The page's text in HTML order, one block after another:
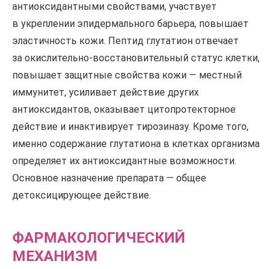
антиоксидантными свойствами, участвует
в укреплении эпидермального барьера, повышает
эластичность кожи. Пептид глутатион отвечает
за окислительно-восстановительный статус клетки,
повышает защитные свойства кожи — местный
иммунитет, усиливает действие других
антиоксидантов, оказывает цитопротекторное
действие и инактивирует тирозиназу. Кроме того,
именно содержание глутатиона в клетках организма
определяет их антиоксидантные возможности.
Основное назначение препарата — общее
детоксицирующее действие.
ФАРМАКОЛОГИЧЕСКИЙ
МЕХАНИЗМ